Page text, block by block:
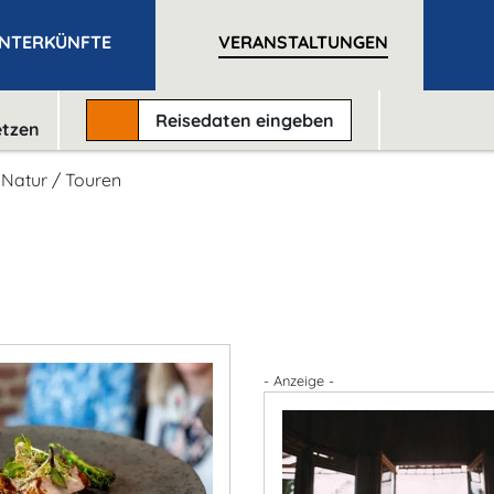
VERANSTALTUNGEN
Reisedateneingeben
/ Touren
- Anzeige -